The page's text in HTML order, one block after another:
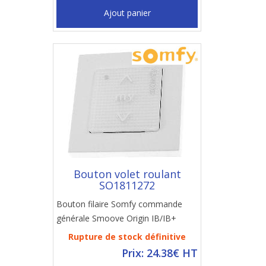
Ajout panier
Bouton volet roulant
SO1811272
Bouton filaire Somfy commande
générale Smoove Origin IB/IB+
Rupture de stock définitive
Prix: 24.38€ HT